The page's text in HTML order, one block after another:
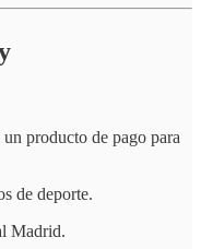
producto de pago para
de deporte.
Madrid.